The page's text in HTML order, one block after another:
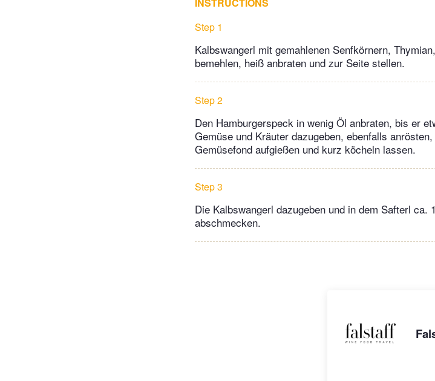
Step 1
Kalbswangerl mit gemahlenen Senfkörnern,
bemehlen, heiß anbraten und zur Seite stellen.
Step 2
Den Hamburgerspeck in wenig Öl anbraten, bis er
Gemüse und Kräuter dazugeben, ebenfalls
Gemüsefond aufgießen und kurz köcheln lassen.
Step 3
Die Kalbswangerl dazugeben und in dem Safterl
abschmecken.